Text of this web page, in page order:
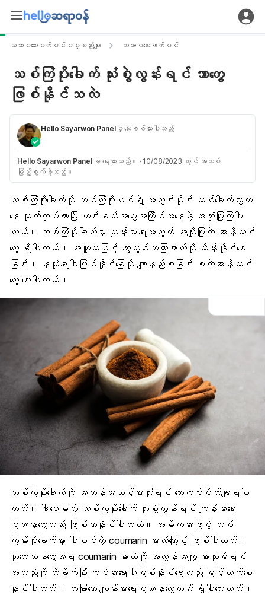
သဘာဝဆေးဖက်ဝင်ပစ္စည်းများ သဘာဝဆေးဖက်ဝင်
သစ်ကြံပိုးခေါက် သုံးစွဲလွန်းရင် ဘာတွေ
ဖြစ်နိုင်သလဲ
Hello Sayarwon Panelမှ ဆေးစစ်ထားပါသည်
Hello Sayarwon Panelမှ ရေးသားသည်။ · 10/08/2023 တွင် အသစ်
ဖြည့်စွက်ခဲ့သည်။
သစ်ကြံပိုးခေါက် ကို သစ်ကြံပိုးပင်ရဲ့ အတွင်းပိုင်း သစ်ခေါက်လွှာက
နေ ထုတ်လုပ်ထားပြီး ဟင်းခတ်အမွှေးအကြိုင် အနေနဲ့ အသုံးပြုကြပါ
တယ်။ သစ်ကြံပိုးခေါက်မှာ ကျန်းမာရေးအတွက် အကျိုးပြုတဲ့ အာနိသင်
တွေ ရှိပါတယ်။ အထူးသဖြင့် သွေးတွင်းသကြားဓာတ်ကို ထိန်းနိုင်စေ
ခြင်း၊ နှလုံးရောဂါဖြစ်နိုင်ခြေကို လျော့နည်းစေခြင်း စတဲ့အာနိသင်
တွေ ပေးပါတယ်။
သစ်ကြံပိုးခေါက်ကို အတန်အသင့်စားသုံးရင် ဘေးကင်းစိတ်ချရပါ
တယ်။ ဒါပေမယ့် သစ်ကြံပိုးခေါက် သုံးစွဲလွန်းရင် ကျန်းမာရေး
ပြဿနာတွေလည်း ဖြစ်လာနိုင်ပါတယ်။ အဓိကအားဖြင့် သစ်
ကြမ်းပိုးခေါက်မှာ ပါဝင်တဲ့ coumarin ဓာတ်ကြောင့် ဖြစ်ပါတယ်။
သုတေသနတွေအရ coumarin ဓာတ်ကို အလွန်အကျွံ စားသုံးမိရင်
အသည်းကို ထိခိုက်ပြီး ကင်ဆာရောဂါဖြစ်နိုင်ခြေလည်း မြင့်တက်စေ
နိုင်ပါတယ်။ တခြားသော ကျန်းမာရေးပြဿနာတွေလည်း ရှိပါသေးတယ်။